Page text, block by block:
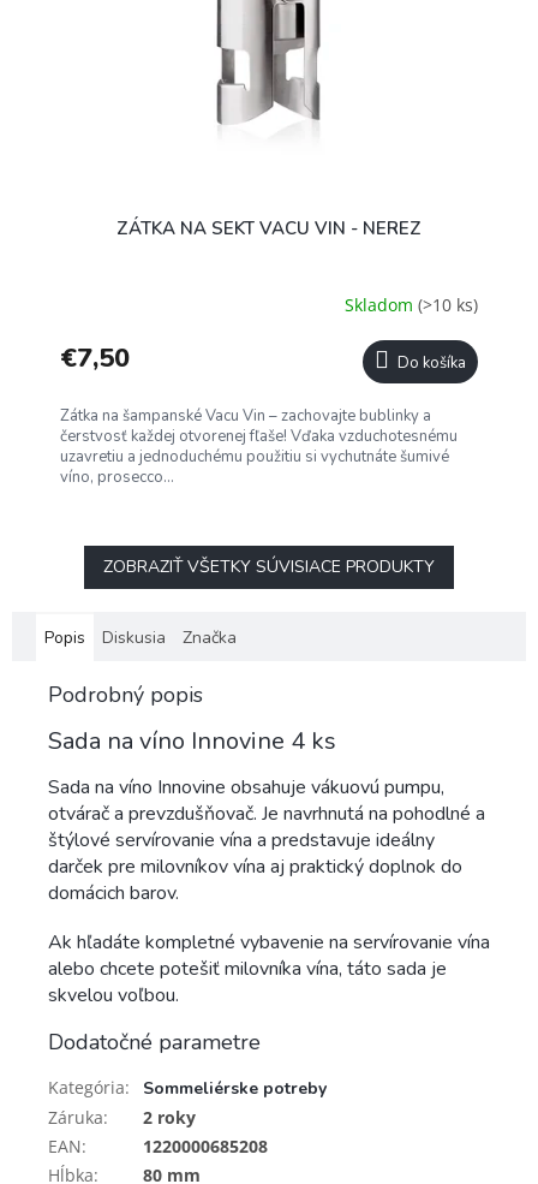
ZÁTKA NA SEKT VACU VIN - NEREZ
Skladom (>10 ks)
€7,50 Do košíka
Zátka na šampanské Vacu Vin – zachovajte bublinky a
čerstvosť každej otvorenej fľaše! Vďaka vzduchotesnému
uzavretiu a jednoduchému použitiu si vychutnáte šumivé
víno, prosecco...
ZOBRAZIŤ VŠETKY SÚVISIACE PRODUKTY
Popis Diskusia Značka
Podrobný popis
Sada na víno Innovine 4 ks
Sada na víno Innovine obsahuje vákuovú pumpu,
otvárač a prevzdušňovač. Je navrhnutá na pohodlné a
štýlové servírovanie vína a predstavuje ideálny
darček pre milovníkov vína aj praktický doplnok do
domácich barov.
Ak hľadáte kompletné vybavenie na servírovanie vína
alebo chcete potešiť milovníka vína, táto sada je
skvelou voľbou.
Dodatočné parametre
Kategória:
Sommeliérske potreby
Záruka:
2 roky
EAN:
1220000685208
Hĺbka:
80 mm